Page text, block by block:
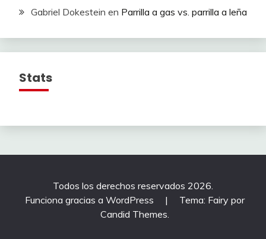
Gabriel Dokestein en Parrilla a gas vs. parrilla a leña
Stats
Todos los derechos reservados 2026.
Funciona gracias a WordPress
|
Tema: Fairy por
Candid Themes